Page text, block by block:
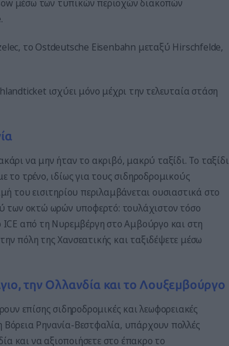
μέσω των τυπικών περιοχών διακοπών
το Ostdeutsche Eisenbahn μεταξύ Hirschfelde,
ισχύει μόνο μέχρι την τελευταία στάση
να μην ήταν το ακριβό, μακρύ ταξίδι. Το ταξίδι
το τρένο, ιδίως για τους σιδηροδρομικούς
του εισιτηρίου περιλαμβάνεται ουσιαστικά στο
των οκτώ ωρών υποφερτό: τουλάχιστον τόσο
ICE από τη Νυρεμβέργη στο Αμβούργο και στη
πόλη της Χανσεατικής και ταξιδέψετε μέσω
την Ολλανδία και το Λουξεμβούργο
επίσης σιδηροδρομικές και λεωφορειακές
Βόρεια Ρηνανία-Βεστφαλία, υπάρχουν πολλές
και να αξιοποιήσετε στο έπακρο το